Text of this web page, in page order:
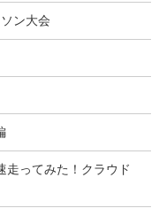
ン大会
走ってみた！クラウド